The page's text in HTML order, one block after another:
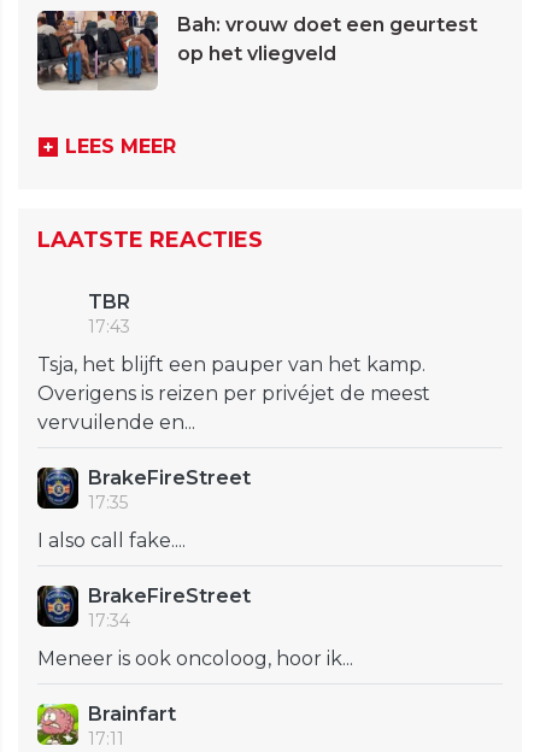
Bah: vrouw doet een geurtest
op het vliegveld
LEES MEER
LAATSTE REACTIES
TBR
17:43
Tsja, het blijft een pauper van het kamp.
Overigens is reizen per privéjet de meest
vervuilende en...
BrakeFireStreet
17:35
I also call fake....
BrakeFireStreet
17:34
Meneer is ook oncoloog, hoor ik...
Brainfart
17:11